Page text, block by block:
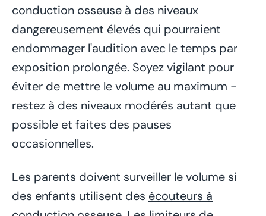
conduction osseuse à des niveaux
dangereusement élevés qui pourraient
endommager l'audition avec le temps par
exposition prolongée. Soyez vigilant pour
éviter de mettre le volume au maximum -
restez à des niveaux modérés autant que
possible et faites des pauses
occasionnelles.
Les parents doivent surveiller le volume si
des enfants utilisent des écouteurs à